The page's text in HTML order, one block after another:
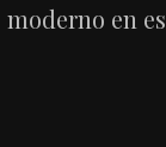
moderno en